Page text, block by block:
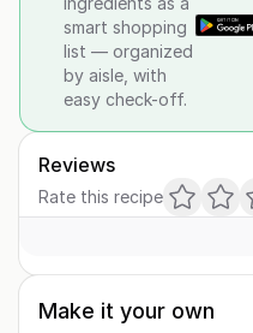
smart shopping
list — organized
by aisle, with
easy check-off.
Reviews
Rate this recipe
Make it your own